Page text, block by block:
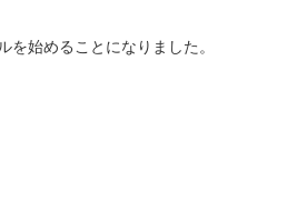
を始めることになりました。